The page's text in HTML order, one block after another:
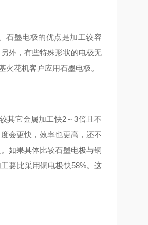
石墨电极的优点是加工较容
外，有些特殊形状的电极无
花机客户应用石墨电极。
其它金属加工快2～3倍且不
会更快，效率也更高，还不
如果具体比较石墨电极与铜
要比采用铜电极快58%。这